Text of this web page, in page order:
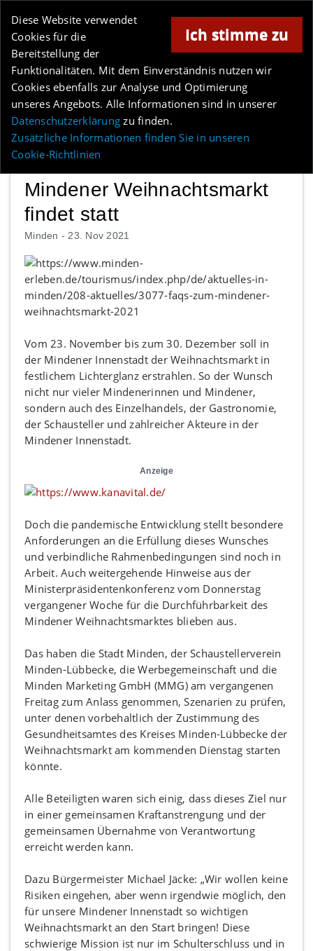
Online-Magazin für Minden und Umgebung
Ich stimme zu
Diese Website verwendet
Cookies für die
Bereitstellung der
Funktionalitäten. Mit dem Einverständnis nutzen wir
Cookies ebenfalls zur Analyse und Optimierung
unseres Angebots. Alle Informationen sind in unserer
Datenschutzerklärung zu finden.
Zusätzliche Informationen finden Sie in unseren
Cookie-Richtlinien
Anzeige
MENÜ
Mindener Weihnachtsmarkt
findet statt
Minden - 23. Nov 2021
Vom 23. November bis zum 30. Dezember soll in
der Mindener Innenstadt der Weihnachtsmarkt in
festlichem Lichterglanz erstrahlen. So der Wunsch
nicht nur vieler Mindenerinnen und Mindener,
sondern auch des Einzelhandels, der Gastronomie,
der Schausteller und zahlreicher Akteure in der
Mindener Innenstadt.
Anzeige
Doch die pandemische Entwicklung stellt besondere
Anforderungen an die Erfüllung dieses Wunsches
und verbindliche Rahmenbedingungen sind noch in
Arbeit. Auch weitergehende Hinweise aus der
Ministerpräsidentenkonferenz vom Donnerstag
vergangener Woche für die Durchführbarkeit des
Mindener Weihnachtsmarktes blieben aus.
Das haben die Stadt Minden, der Schaustellerverein
Minden-Lübbecke, die Werbegemeinschaft und die
Minden Marketing GmbH (MMG) am vergangenen
Freitag zum Anlass genommen, Szenarien zu prüfen,
unter denen vorbehaltlich der Zustimmung des
Gesundheitsamtes des Kreises Minden-Lübbecke der
Weihnachtsmarkt am kommenden Dienstag starten
könnte.
Alle Beteiligten waren sich einig, dass dieses Ziel nur
in einer gemeinsamen Kraftanstrengung und der
gemeinsamen Übernahme von Verantwortung
erreicht werden kann.
Dazu Bürgermeister Michael Jäcke: „Wir wollen keine
Risiken eingehen, aber wenn irgendwie möglich, den
für unsere Mindener Innenstadt so wichtigen
Weihnachtsmarkt an den Start bringen! Diese
schwierige Mission ist nur im Schulterschluss und in